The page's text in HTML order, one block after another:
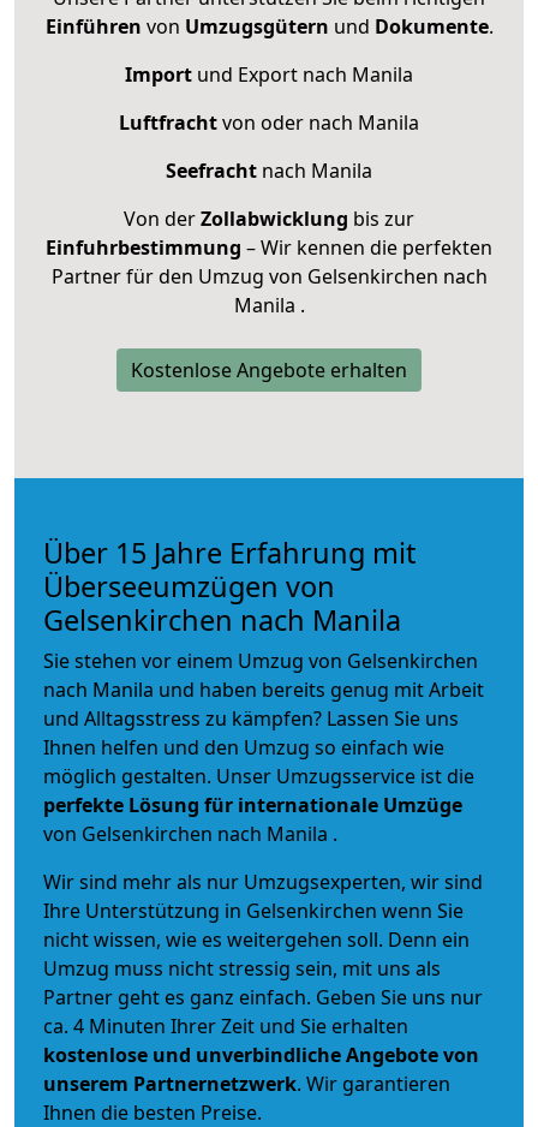
Einführen von Umzugsgütern und Dokumente.
Import und Export nach Manila
Luftfrachtvon oder nach Manila
Seefracht nach Manila
Von derZollabwicklung bis zur
Einfuhrbestimmung – Wir kennen die perfekten
Partner für den Umzug von Gelsenkirchen nach
Manila .
Kostenlose Angebote erhalten
Über 15 Jahre Erfahrung mit
Überseeumzügen von
Gelsenkirchen nach Manila
Sie stehen vor einem Umzug von Gelsenkirchen
nach Manila und haben bereits genug mit Arbeit
und Alltagsstress zu kämpfen? Lassen Sie uns
Ihnen helfen und den Umzug so einfach wie
möglich gestalten. Unser Umzugsservice ist die
perfekte Lösung für internationale Umzüge
von Gelsenkirchen nach Manila .
Wir sind mehr als nur Umzugsexperten, wir sind
Ihre Unterstützung in Gelsenkirchen wenn Sie
nicht wissen, wie es weitergehen soll. Denn ein
Umzug muss nicht stressig sein, mit uns als
Partner geht es ganz einfach. Geben Sie uns nur
ca. 4 Minuten Ihrer Zeit und Sie erhalten
kostenlose und unverbindlicheAngebote von
unserem Partnernetzwerk. Wir garantieren
Ihnen die besten Preise.